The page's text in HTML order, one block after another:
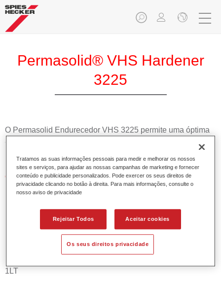
Permasolid® VHS Hardener
3225
O Permasolid Endurecedor VHS 3225 permite uma óptima
aplicação para os aparelhos Permasolid HS, Permasolid
Características do produto
Possui alto teor em sólidos.
Permite uma aplicação económica e ambientalmente
responsável.
Adequado para a reparação de painéis e pinturas gerais
a temperaturas ambiente normais.
1LT
Tratamos as suas informações pessoais para medir e melhorar os nossos
sites e serviços, para ajudar as nossas campanhas de marketing e fornecer
conteúdo e publicidade personalizados. Pode exercer os seus direitos de
privacidade clicando no botão à direita. Para mais informações, consulte o
nosso aviso de privacidade
Rejeitar Todos Aceitar cookies
Os seus direitos privacidade